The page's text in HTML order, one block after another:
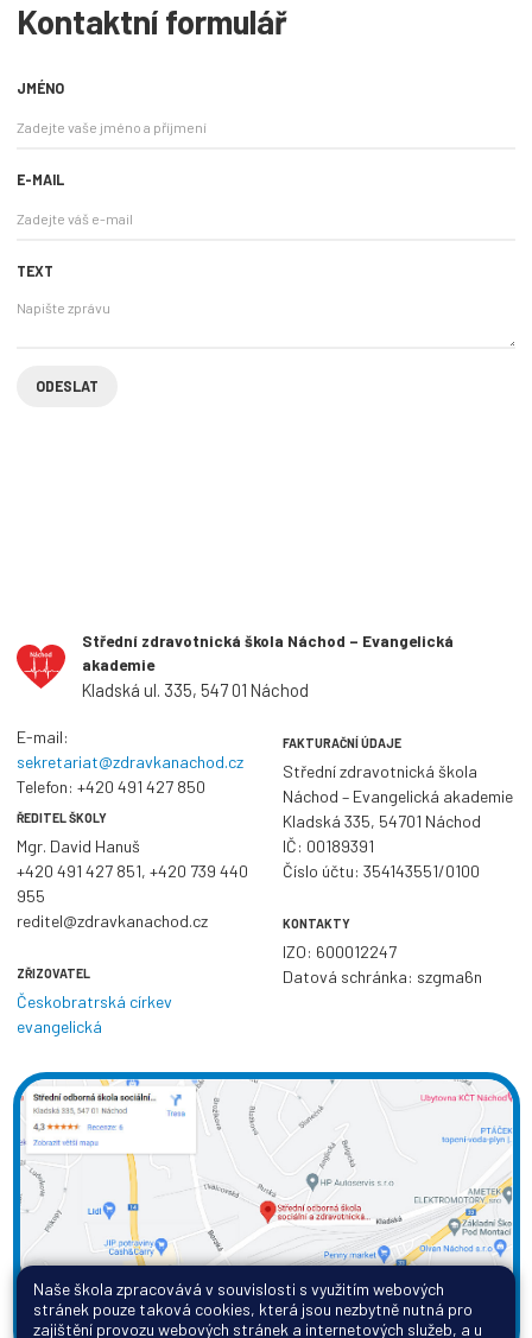
Kontaktní formulář
JMÉNO
E-MAIL
TEXT
Střední zdravotnická škola Náchod – Evangelická
akademie
Kladská ul. 335, 547 01 Náchod
E-mail:
sekretariat@zdravkanachod.cz
Telefon: +420 491 427 850
ŘEDITEL ŠKOLY
Mgr. David Hanuš
+420 491 427 851, +420 739 440
955
reditel@zdravkanachod.cz
ZŘIZOVATEL
Českobratrská církev
evangelická
FAKTURAČNÍ ÚDAJE
Střední zdravotnická škola
Náchod – Evangelická akademie
Kladská 335, 54701 Náchod
IČ: 00189391
Číslo účtu: 354143551/0100
KONTAKTY
IZO: 600012247
Datová schránka: szgma6n
Naše škola zpracovává v souvislosti s využitím webových
stránek pouze taková cookies, která jsou nezbytně nutná pro
zajištění provozu webových stránek a internetových služeb, a u